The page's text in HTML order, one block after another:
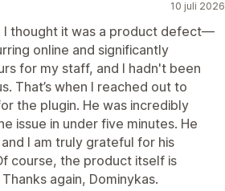
10 juli 2026
I thought it was a product defect—
online and significantly
for my staff, and I hadn't been
That’s when I reached out to
the plugin. He was incredibly
issue in under five minutes. He
I am truly grateful for his
course, the product itself is
again, Dominykas.